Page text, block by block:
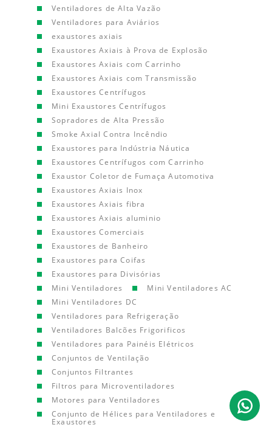
Ventiladores de Alta Vazão
Ventiladores para Aviários
exaustores axiais
Exaustores Axiais à Prova de Explosão
Exaustores Axiais com Carrinho
Exaustores Axiais com Transmissão
Exaustores Centrífugos
Mini Exaustores Centrífugos
Sopradores de Alta Pressão
Smoke Axial Contra Incêndio
Exaustores para Indústria Náutica
Exaustores Centrífugos com Carrinho
Exaustor Coletor de Fumaça Automotiva
Exaustores Axiais Inox
Exaustores Axiais fibra
Exaustores Axiais aluminio
Exaustores Comerciais
Exaustores de Banheiro
Exaustores para Coifas
Exaustores para Divisórias
Mini Ventiladores
Mini Ventiladores AC
Mini Ventiladores DC
Ventiladores para Refrigeração
Ventiladores Balcões Frigorificos
Ventiladores para Painéis Elétricos
Conjuntos de Ventilação
Conjuntos Filtrantes
Filtros para Microventiladores
Motores para Ventiladores
Conjunto de Hélices para Ventiladores e
Exaustores